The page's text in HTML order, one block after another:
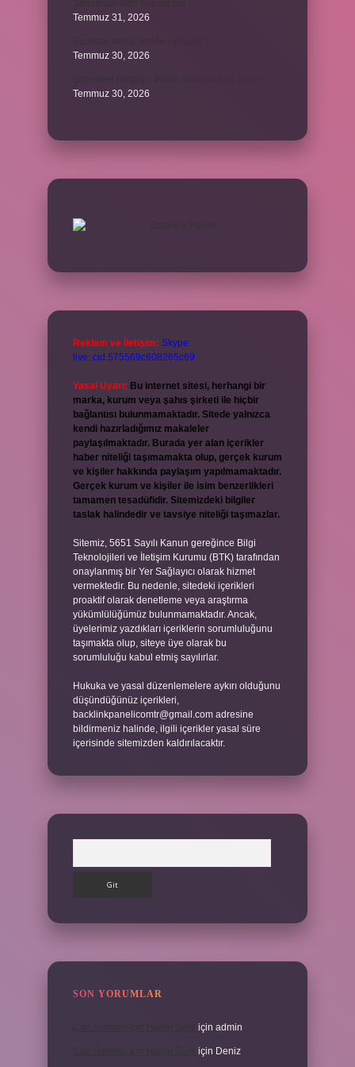
Temmuz 31, 2026
Temmuz 30, 2026
Temmuz 30, 2026
Reklam ve İletişim: Skype:
live:.cid.575569c608265c69
Yasal Uyarı: Bu internet sitesi, herhangi bir
marka, kurum veya şahıs şirketi ile hiçbir
bağlantısı bulunmamaktadır. Sitede yalnızca
kendi hazırladığımız makaleler
paylaşılmaktadır. Burada yer alan içerikler
haber niteliği taşımamakta olup, gerçek kurum
ve kişiler hakkında paylaşım yapılmamaktadır.
Gerçek kurum ve kişiler ile isim benzerlikleri
tamamen tesadüfidir. Sitemizdeki bilgiler
taslak halindedir ve tavsiye niteliği taşımazlar.
Sitemiz, 5651 Sayılı Kanun gereğince Bilgi
Teknolojileri ve İletişim Kurumu (BTK) tarafından
onaylanmış bir Yer Sağlayıcı olarak hizmet
vermektedir. Bu nedenle, sitedeki içerikleri
proaktif olarak denetleme veya araştırma
yükümlülüğümüz bulunmamaktadır. Ancak,
üyelerimiz yazdıkları içeriklerin sorumluluğunu
taşımakta olup, siteye üye olarak bu
sorumluluğu kabul etmiş sayılırlar.
Hukuka ve yasal düzenlemelere aykırı olduğunu
düşündüğünüz içerikleri,
backlinkpanelicomtr@gmail.com adresine
bildirmeniz halinde, ilgili içerikler yasal süre
içerisinde sitemizden kaldırılacaktır.
SON YORUMLAR
için admin
için Deniz